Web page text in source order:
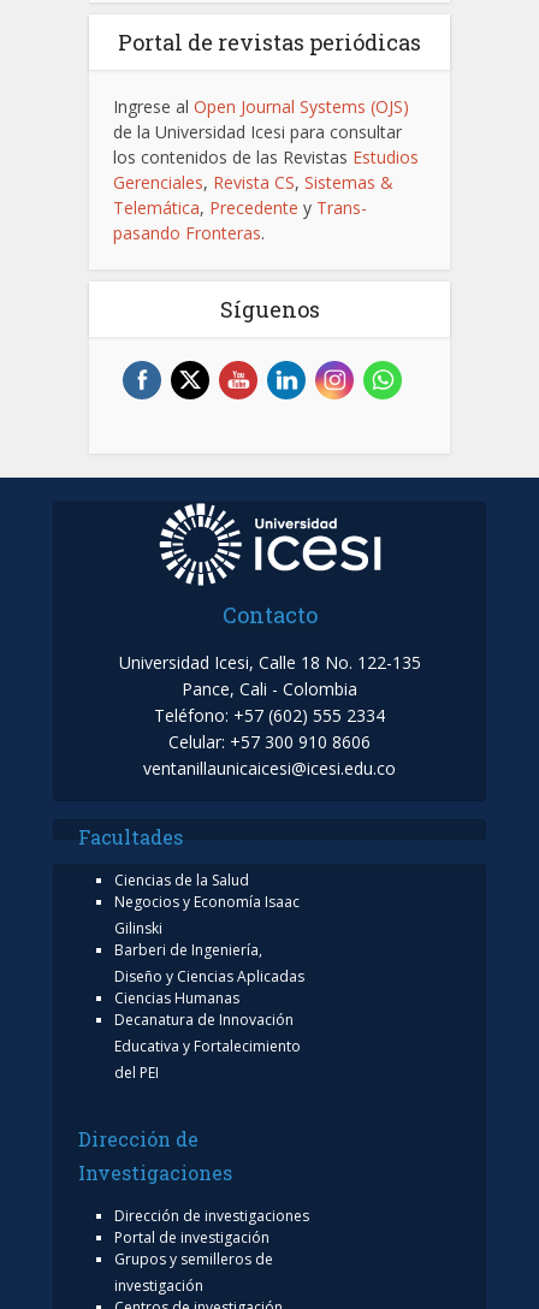
Portal de revistas periódicas
Ingrese al Open Journal Systems (OJS)
de la Universidad Icesi para consultar
los contenidos de las Revistas Estudios
Gerenciales, Revista CS, Sistemas &
Telemática, Precedente y Trans-
pasando Fronteras.
Síguenos
Contacto
Universidad Icesi, Calle 18 No. 122-135
Pance, Cali - Colombia
Teléfono: +57 (602) 555 2334
Celular: +57 300 910 8606
ventanillaunicaicesi@icesi.edu.co
Facultades
Ciencias de la Salud
Negocios y Economía Isaac
Gilinski
Barberi de Ingeniería,
Diseño y Ciencias Aplicadas
Ciencias Humanas
Decanatura de Innovación
Educativa y Fortalecimiento
del PEI
Dirección de
Investigaciones
Dirección de investigaciones
Portal de investigación
Grupos y semilleros de
investigación